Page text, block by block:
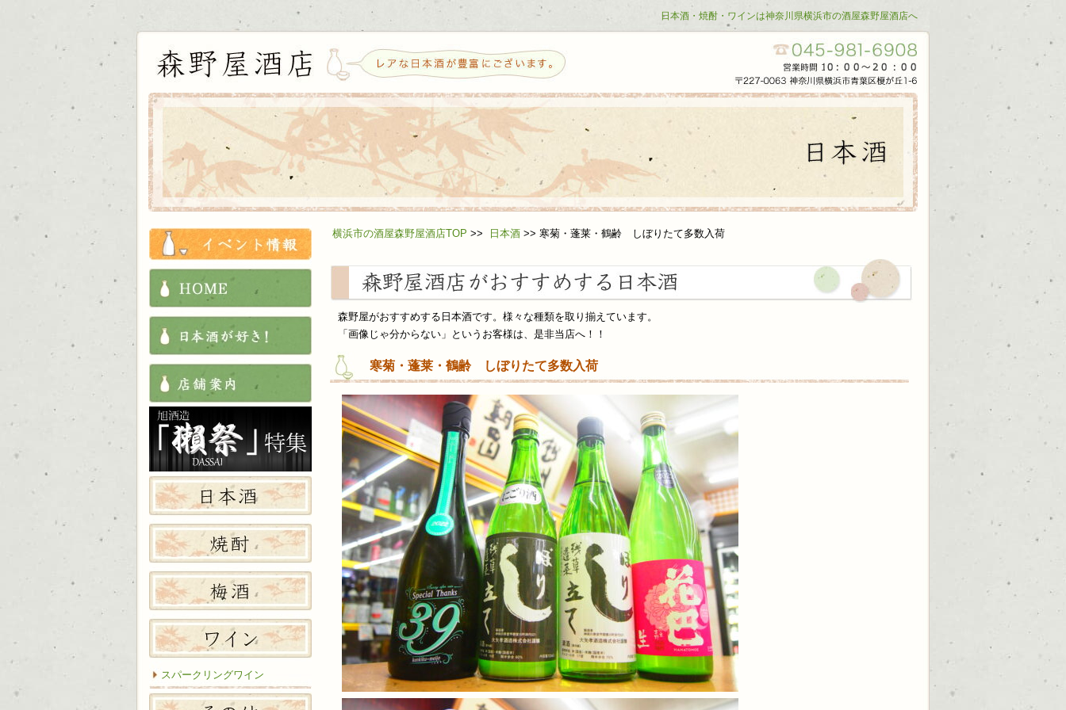
日本酒・焼酎・ワインは神奈川県横浜市の酒屋森野屋酒店へ
お知らせ
これから日本酒を好きになる方へ
店舗案内
獺祭特集
日本酒
ワイン
スパークリングワイン
その他
横浜市の酒屋森野屋酒店TOP >> 日本酒 >> 寒菊・蓬莱・鶴齢 しぼりたて多数入荷
森野屋がおすすめする日本酒です。様々な種類を取り揃えています。
「画像じゃ分からない」というお客様は、是非当店へ！！
寒菊・蓬莱・鶴齢 しぼりたて多数入荷